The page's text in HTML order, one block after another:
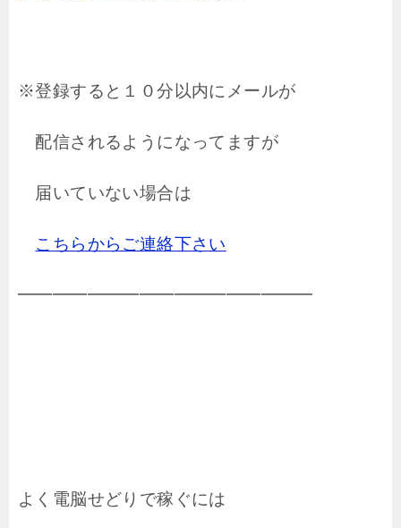
※登録すると１０分以内にメールが
配信されるようになってますが
届いていない場合は
こちらからご連絡下さい
━━━━━━━━━━━━━━━━━
よく電脳せどりで稼ぐには